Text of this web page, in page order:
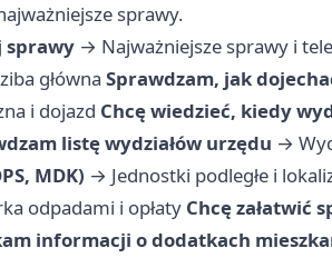
sprawy.
sprawy → Najważniejsze sprawy i
główna Sprawdzam, jak
i dojazd Chcę wiedzieć, kiedy
listę wydziałów urzędu →
MDK) → Jednostki podległe i
odpadami i opłaty Chcę załatwić
informacji o dodatkach